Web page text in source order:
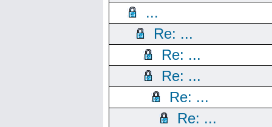
...
Re: ...
Re: ...
Re: ...
Re: ...
Re: ...